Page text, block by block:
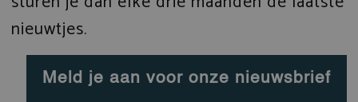
nieuwtjes.
Meld je aan voor onze nieuwsbrief